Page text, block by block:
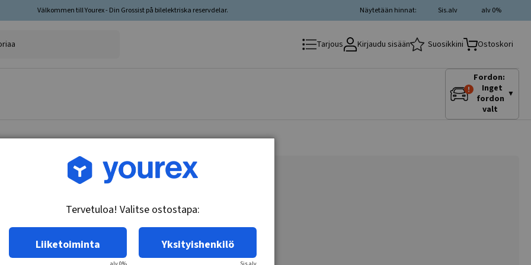
Välkommen till Yourex - Din Grossist på bilelektriska reservdelar. alv 0%
Sis.alv
Näytetään hinnat:
Tarjous Kirjaudu sisään Suosikkini Ostoskori
Fordon:
Inget
fordon
valt
▼
Tuotenro.: CA-6270-49
Tervetuloa! Valitse ostostapa:
Liiketoiminta Yksityishenkilö